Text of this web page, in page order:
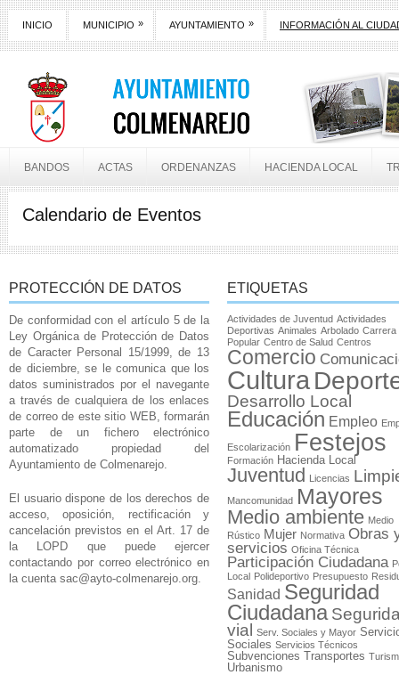
INICIO MUNICIPIO » AYUNTAMIENTO » INFORMACIÓN AL
BANDOS ACTAS ORDENANZAS HACIENDA LOCAL
Calendario de Eventos
PROTECCIÓN DE DATOS
De conformidad con el artículo 5 de la
Ley Orgánica de Protección de Datos
de Caracter Personal 15/1999, de 13
de diciembre, se le comunica que los
datos suministrados por el navegante
a través de cualquiera de los enlaces
de correo de este sitio WEB, formarán
parte de un fichero electrónico
automatizado propiedad del
Ayuntamiento de Colmenarejo.
El usuario dispone de los derechos de
acceso, oposición, rectificación y
cancelación previstos en el Art. 17 de
la LOPD que puede ejercer
contactando por correo electrónico en
la cuenta sac@ayto-colmenarejo.org.
ETIQUETAS
Actividades de Juventud Actividades
Deportivas Animales Arbolado Carrera
Popular Centro de Salud Centros
Comercio
Cultura
Desarrollo Local
Educación Empleo
Escolarización Festejos
Formación Hacienda Local
Juventud Licencias
Mancomunidad Mayores
Medio ambiente Medio
Rústico Mujer Normativa Obras
servicios Oficina Técnica
Participación Ciudadana
Local Polideportivo Presupuesto
Sanidad Seguridad
Ciudadana
vial
Serv. Sociales y Mayor
Sociales Servicios Técnicos
Subvenciones Transportes
Urbanismo